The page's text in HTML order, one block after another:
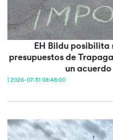
EH Bildu posibilita
presupuestos de
un acuerdo
| 2026-07-31 08:48:00